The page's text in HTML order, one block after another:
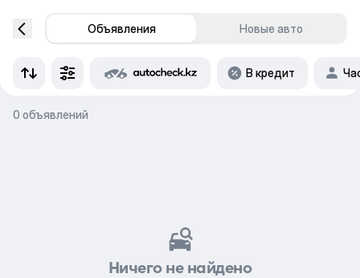
Объявления Новые авто
В кредит
0 объявлений
Ничего не найдено